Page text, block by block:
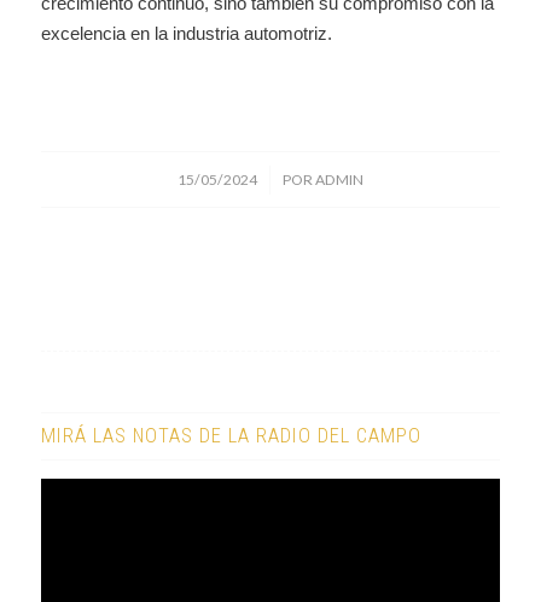
excelencia en la industria automotriz.
15/05/2024
/ POR ADMIN
MIRÁ LAS NOTAS DE LA RADIO DEL CAMPO